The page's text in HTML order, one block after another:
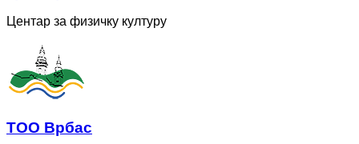
Центар за физичку културу
ТОО Врбас